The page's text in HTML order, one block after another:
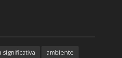
significativa
ambiente